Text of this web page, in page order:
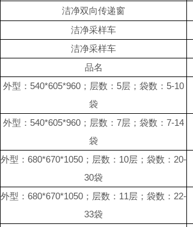
洁净双向传递窗
洁净采样车
洁净采样车
品名
外型：540*605*960；层数：5层；袋数：5-10
袋
外型：540*605*960；层数：7层；袋数：7-14
袋
外型：680*670*1050；层数：10层；袋数：20-
30袋
外型：680*670*1050；层数：11层；袋数：22-
33袋